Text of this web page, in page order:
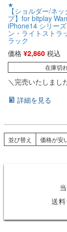
★
【ショルダー/ネ
プ】for bitplay
iPhone14 シリー
ン・ライトストラ
ラック
価格 ¥2,860 税込
在庫切
＼完売いたしまし
詳細を見る
並び替え 価格が安
送